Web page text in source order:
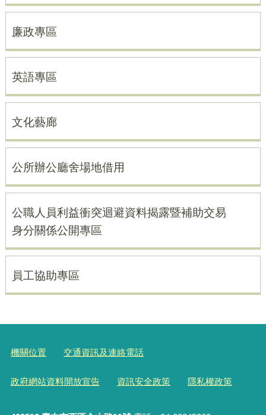
廉政專區
英語專區
文化藝廊
公所辦公廳舍場地借用
公職人員利益衝突迴避資料揭露暨補助交易
身分關係公開專區
員工協助專區
機關位置 交通資訊及連絡電話
政府網站資料開放宣告 資訊安全政策 隱私權政策